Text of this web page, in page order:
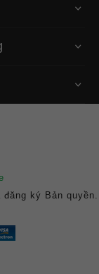
ký Bản quyền.